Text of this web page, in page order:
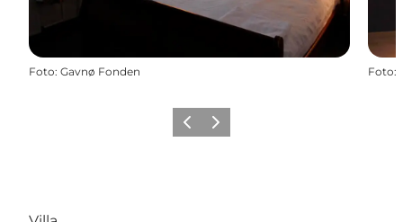
Foto: Gavnø Fonden Foto:
ZurückWeiter